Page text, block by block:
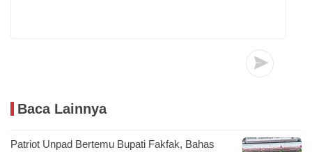
Baca Lainnya
Patriot Unpad Bertemu Bupati Fakfak, Bahas